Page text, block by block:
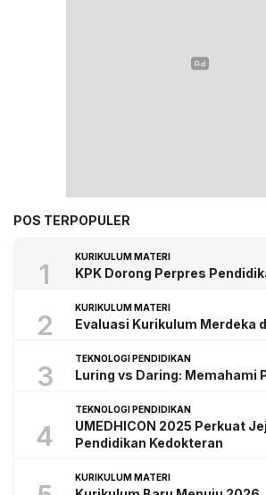
POS TERPOPULER
1
KURIKULUM MATERI
KPK Dorong Perpres
2
KURIKULUM MATERI
Evaluasi Kurikulum Merdeka
3
TEKNOLOGI PENDIDIKAN
Luring vs Daring: Memahami
4
TEKNOLOGI PENDIDIKAN
UMEDHICON 2025 Perkuat
Pendidikan Kedokteran
KURIKULUM MATERI